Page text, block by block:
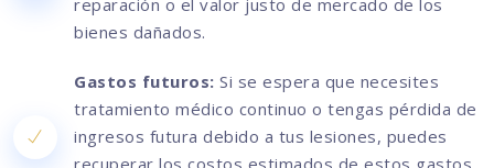
reparación o el valor justo de mercado de los
bienes dañados.
Gastos futuros: Si se espera que necesites
tratamiento médico continuo o tengas pérdida de
ingresos futura debido a tus lesiones, puedes